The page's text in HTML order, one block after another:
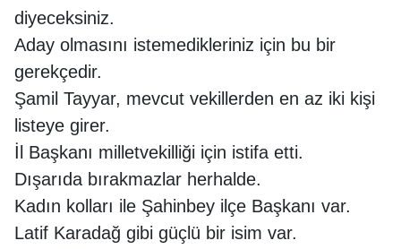
diyeceksiniz.
Aday olmasını istemedikleriniz için bu bir
gerekçedir.
Şamil Tayyar, mevcut vekillerden en az iki kişi
listeye girer.
İl Başkanı milletvekilliği için istifa etti.
Dışarıda bırakmazlar herhalde.
Kadın kolları ile Şahinbey ilçe Başkanı var.
Latif Karadağ gibi güçlü bir isim var.